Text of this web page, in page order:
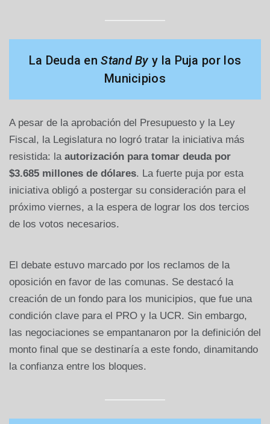
La Deuda enStand By y la Puja por los
Municipios
A pesar de la aprobación del Presupuesto y la Ley
Fiscal, la Legislatura no logró tratar la iniciativa más
resistida: la autorización para tomar deuda por
$3.685 millones de dólares. La fuerte puja por esta
iniciativa obligó a postergar su consideración para el
próximo viernes, a la espera de lograr los dos tercios
de los votos necesarios.
El debate estuvo marcado por los reclamos de la
oposición en favor de las comunas. Se destacó la
creación de un fondo para los municipios, que fue una
condición clave para el PRO y la UCR. Sin embargo,
las negociaciones se empantanaron por la definición del
monto final que se destinaría a este fondo, dinamitando
la confianza entre los bloques.